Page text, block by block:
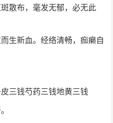
散布，毫发无郁，必无此
生新血。经络清畅，痂癞自
三钱芍药三钱地黄三钱